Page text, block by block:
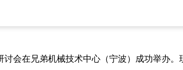
会在兄弟机械技术中心（宁波）成功举办。